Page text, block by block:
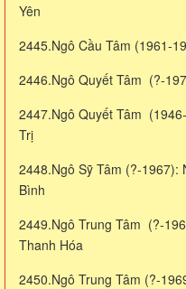
Yên
2445.Ngô Cầu Tâm (1961-
2446.Ngô Quyết Tâm (?-
2447.Ngô Quyết Tâm
Trị
2448.Ngô Sỹ Tâm (?-1967):
Bình
2449.Ngô Trung Tâm (?-
Thanh Hóa
2450.Ngô Trung Tâm (?-